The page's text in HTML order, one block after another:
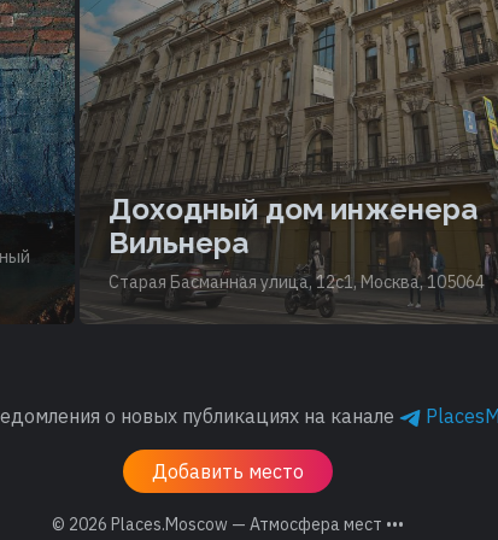
Доходный дом инженера
Вильнера
Старая Басманная улица, 12с1, Москва, 105064
о новых публикациях на канале
Добавить место
© 2026 Places.Moscow — Атмосфера мест •••